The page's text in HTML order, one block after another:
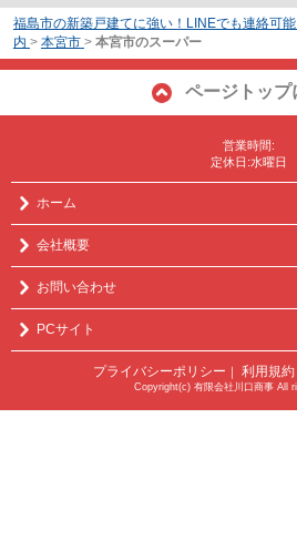
福島市の新築戸建てに強い！LINEでも連絡可
内 > 本宮市 > 本宮市のスーパー
ページトップ
営業時間:
定休日:水曜日
ホーム
会社概要
お問い合わせ
PCサイト
プライバシーポリシー ｜ 利用規約
Copyright(c) 有限会社川口商事 All